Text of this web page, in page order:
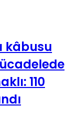
kâbusu
110